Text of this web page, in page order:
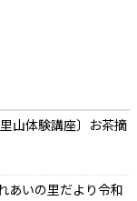
山体験講座〕お茶摘
あいの里だより令和